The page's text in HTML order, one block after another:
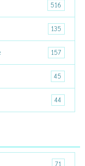
516
135
157
45
44
71